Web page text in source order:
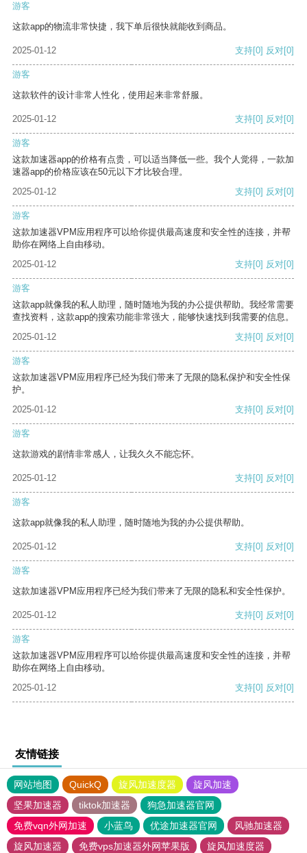
游客
这款app的物流非常快捷，我下单后很快就能收到商品。
2025-01-12 支持[0] 反对[0]
游客
这款软件的设计非常人性化，使用起来非常舒服。
2025-01-12 支持[0] 反对[0]
游客
这款加速器app的价格有点贵，可以适当降低一些。我个人觉得，一款加
速器app的价格应该在50元以下才比较合理。
2025-01-12
支持[0] 反对[0]
游客
这款加速器VPM应用程序可以给你提供最高速度和安全性的连接，并帮
助你在网络上自由移动。
2025-01-12
支持[0] 反对[0]
游客
这款app就像我的私人助理，随时随地为我的办公提供帮助。我经常需要
查找资料，这款app的搜索功能非常强大，能够快速找到我需要的信息。
2025-01-12
支持[0] 反对[0]
游客
这款加速器VPM应用程序已经为我们带来了无限的隐私保护和安全性保
护。
2025-01-12
支持[0] 反对[0]
游客
这款游戏的剧情非常感人，让我久久不能忘怀。
2025-01-12 支持[0] 反对[0]
游客
这款app就像我的私人助理，随时随地为我的办公提供帮助。
2025-01-12 支持[0] 反对[0]
游客
这款加速器VPM应用程序已经为我们带来了无限的隐私和安全性保护。
2025-01-12 支持[0] 反对[0]
游客
这款加速器VPM应用程序可以给你提供最高速度和安全性的连接，并帮
助你在网络上自由移动。
2025-01-12
支持[0] 反对[0]
友情链接
网站地图 QuickQ 旋风加速度器
旋风加速
坚果加速器
tiktok加速器
狗急加速器官网
免费vqn外网加速
小蓝鸟 优途加速器官网
风驰加速器
旋风加速器
免费vps加速器外网苹果版 旋风加速度器